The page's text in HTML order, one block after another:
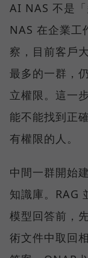
AI NAS 不是
NAS 在企業工
察，目前客戶
最多的一群，
立權限。這一
能不能找到正
有權限的人。
中間一群開始
知識庫。RAG
模型回答前，
術文件中取回